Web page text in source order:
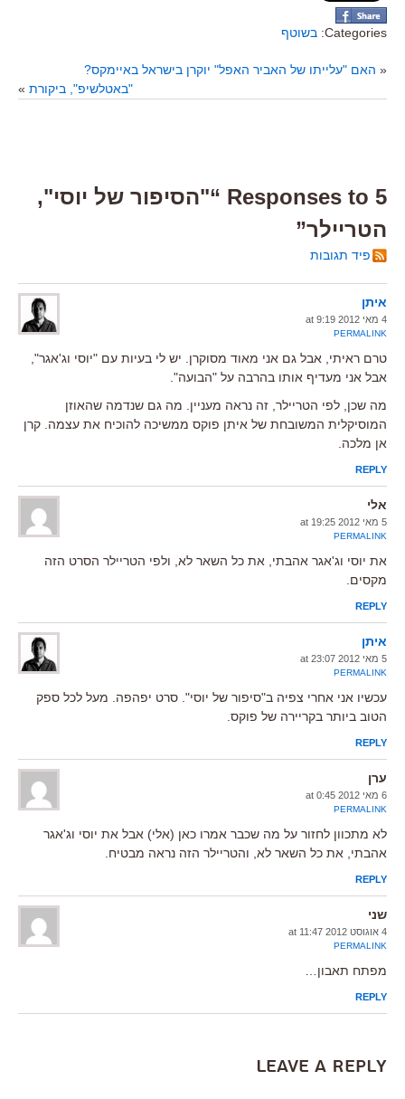
Categories: בשוטף
« האם "עלייתו של האביר האפל" יוקרן בישראל באיימקס?
"באטלשיפ", ביקורת »
5 Responses to “"הסיפור של יוסי",
הטריילר”
פיד תגובות
איתן
4 מאי 2012 at 9:19
PERMALINK
טרם ראיתי, אבל גם אני מאוד מסוקרן. יש לי בעיות עם "יוסי וג'אגר",
אבל אני מעדיף אותו בהרבה על "הבועה".
מה שכן, לפי הטריילר, זה נראה מעניין. מה גם שנדמה שהאוזן
המוסיקלית המשובחת של איתן פוקס ממשיכה להוכיח את עצמה. קרן
אן מלכה.
REPLY
אלי
5 מאי 2012 at 19:25
PERMALINK
את יוסי וג'אגר אהבתי, את כל השאר לא, ולפי הטריילר הסרט הזה
מקסים.
REPLY
איתן
5 מאי 2012 at 23:07
PERMALINK
עכשיו אני אחרי צפיה ב"סיפור של יוסי". סרט יפהפה. מעל לכל ספק
הטוב ביותר בקריירה של פוקס.
REPLY
ערן
6 מאי 2012 at 0:45
PERMALINK
לא מתכוון לחזור על מה שכבר אמרו כאן (אלי) אבל את יוסי וג'אגר
אהבתי, את כל השאר לא, והטריילר הזה נראה מבטיח.
REPLY
שני
4 אוגוסט 2012 at 11:47
PERMALINK
מפתח תאבון…
REPLY
Leave a Reply